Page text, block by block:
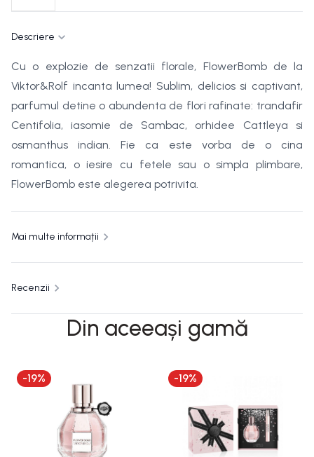
Descriere
Cu o explozie de senzatii florale, FlowerBomb de la
Viktor&Rolf incanta lumea! Sublim, delicios si captivant,
parfumul detine o abundenta de flori rafinate: trandafir
Centifolia, iasomie de Sambac, orhidee Cattleya si
osmanthus indian. Fie ca este vorba de o cina
romantica, o iesire cu fetele sau o simpla plimbare,
FlowerBomb este alegerea potrivita.
Mai multe informații
Recenzii
Din aceeași gamă
-19% -19%